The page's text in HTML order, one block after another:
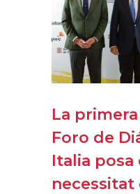
La
Foro de
Italia posa
necessitat